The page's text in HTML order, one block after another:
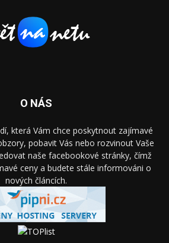
O NÁS
která Vám chce poskytnout zajímavé
pobavit Vás nebo rozvinout Vaše
naše facebookové stránky, čímž
ceny a budete stále informováni o
nových článcích.